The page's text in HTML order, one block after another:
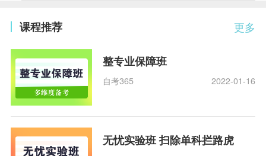
更多
课程推荐
整专业保障班
自考365 2022-01-16
无忧实验班 扫除单科拦路虎